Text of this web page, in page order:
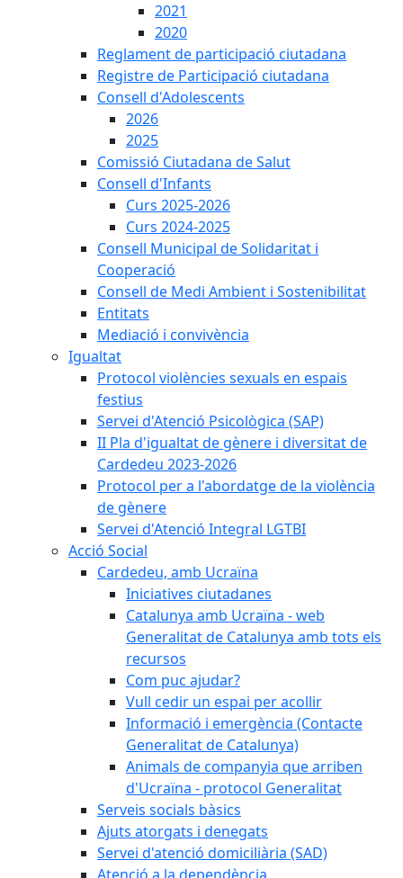
2021
2020
Reglament de participació ciutadana
Registre de Participació ciutadana
Consell d'Adolescents
2026
2025
Comissió Ciutadana de Salut
Consell d'Infants
Curs 2025-2026
Curs 2024-2025
Consell Municipal de Solidaritat i
Cooperació
Consell de Medi Ambient i Sostenibilitat
Entitats
Mediació i convivència
Igualtat
Protocol violències sexuals en espais
festius
Servei d'Atenció Psicològica (SAP)
II Pla d'igualtat de gènere i diversitat de
Cardedeu 2023-2026
Protocol per a l'abordatge de la violència
de gènere
Servei d'Atenció Integral LGTBI
Acció Social
Cardedeu, amb Ucraïna
Iniciatives ciutadanes
Catalunya amb Ucraïna - web
Generalitat de Catalunya amb tots els
recursos
Com puc ajudar?
Vull cedir un espai per acollir
Informació i emergència (Contacte
Generalitat de Catalunya)
Animals de companyia que arriben
d'Ucraïna - protocol Generalitat
Serveis socials bàsics
Ajuts atorgats i denegats
Servei d'atenció domiciliària (SAD)